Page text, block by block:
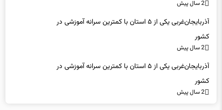
کشور
2 سال پیش
کشور
2 سال پیش